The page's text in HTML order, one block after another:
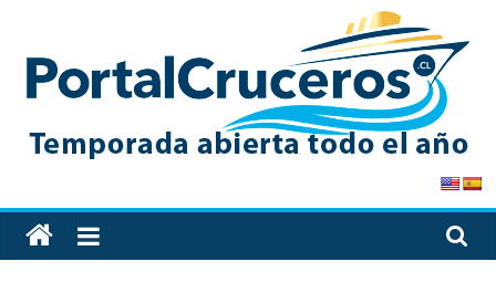
content
PortalCruceros
Toda
la